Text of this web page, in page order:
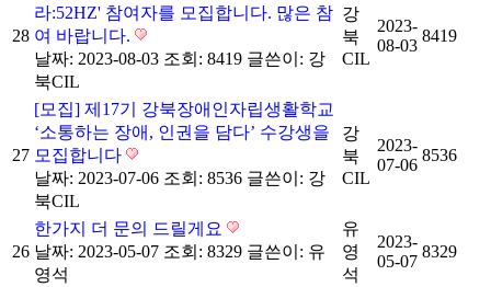
28
라:52HZ' 참여자를 모집합니다. 많은 참
여 바랍니다.
날짜: 2023-08-03 조회: 8419 글쓴이: 강
북CIL
강
북
CIL
2023-
08-03
8419
27
[모집] 제17기 강북장애인자립생활학교
‘소통하는 장애, 인권을 담다’ 수강생을
모집합니다
날짜: 2023-07-06 조회: 8536 글쓴이: 강
북CIL
강
북
CIL
2023-
07-06
8536
26
한가지 더 문의 드릴게요
날짜: 2023-05-07 조회: 8329 글쓴이: 유
영석
유
영
석
2023-
05-07
8329